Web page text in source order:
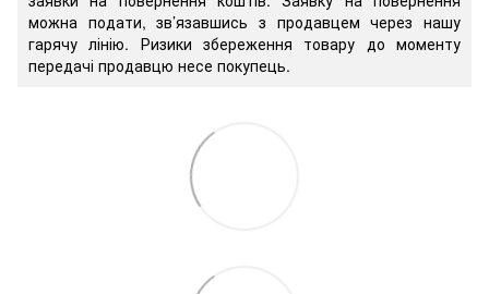
можна подати, зв’язавшись з продавцем через нашу
гарячу лінію. Ризики збереження товару до моменту
передачі продавцю несе покупець.